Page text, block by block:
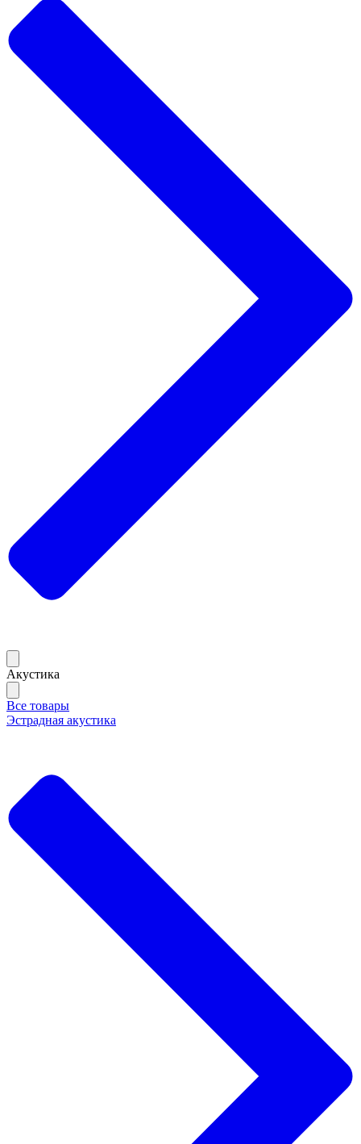
Акустика
Все товары
Эстрадная акустика